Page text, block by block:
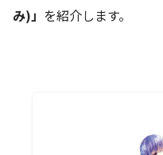
み)」 を紹介します。